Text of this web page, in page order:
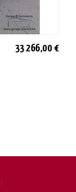
33 266,00 €